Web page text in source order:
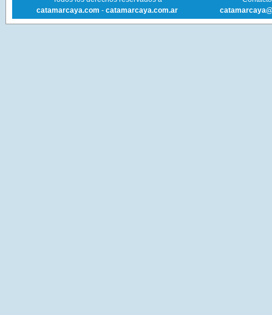
catamarcaya.com - catamarcaya.com.ar